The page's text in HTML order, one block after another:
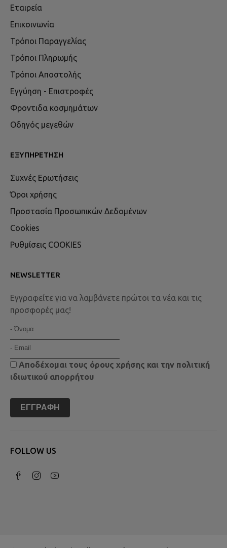
Εταιρεία
Επικοινωνία
Τρόποι Παραγγελίας
Τρόποι Πληρωμής
Τρόποι Αποστολής
Εγγύηση - Επιστροφές
Φροντιδα κοσμημάτων
Οδηγός μεγεθών
ΕΞΥΠΗΡΈΤΗΣΗ
Συχνές Ερωτήσεις
Όροι χρήσης
Προστασία Προσωπικών Δεδομένων
Cookies
Ρυθμίσεις COOKIES
NEWSLETTER
Εγγραφείτε για να λαμβάνετε πρώτοι τα νέα και τις
προσφορές μας!
Αποδέχομαι τους όρους χρήσης και την πολιτική
ιδιωτικού απορρήτου
ΕΓΓΡΑΦΉ
FOLLOW US